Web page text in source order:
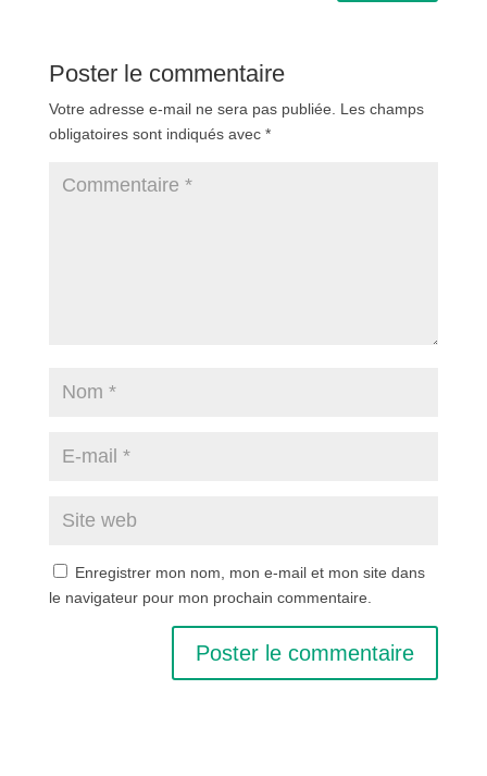
Poster le commentaire
Votre adresse e-mail ne sera pas publiée.
Les champs
obligatoires sont indiqués avec *
Enregistrer mon nom, mon e-mail et mon site dans
le navigateur pour mon prochain commentaire.